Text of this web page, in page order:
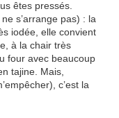
êtes pressés.
s’arrange pas) : la
iodée, elle convient
à la chair très
four avec beaucoup
tajine. Mais,
c’est la